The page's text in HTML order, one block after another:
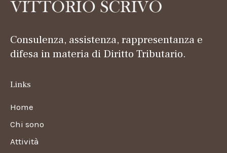
Consulenza, assistenza, rappresentanza e
difesa in materia di Diritto Tributario.
Links
Home
Chi sono
Attività